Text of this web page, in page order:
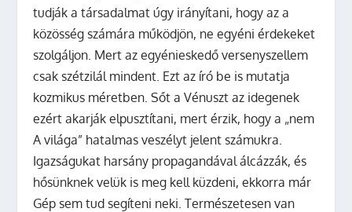
tudják a társadalmat úgy irányítani, hogy az a
közösség számára működjön, ne egyéni érdekeket
szolgáljon. Mert az egyénieskedő versenyszellem
csak szétzilál mindent. Ezt az író be is mutatja
kozmikus méretben. Sőt a Vénuszt az idegenek
ezért akarják elpusztítani, mert érzik, hogy a „nem
A világa” hatalmas veszélyt jelent számukra.
Igazságukat harsány propagandával álcázzák, és
hősünknek velük is meg kell küzdeni, ekkorra már
Gép sem tud segíteni neki. Természetesen van